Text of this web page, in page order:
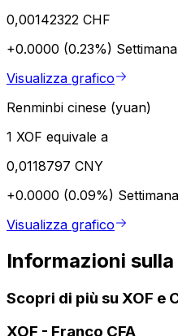
0,00142322 CHF
+0.0000 (0.23%)
Visualizza grafico
Renminbi cinese (yuan)
1 XOF equivale a
0,0118797 CNY
+0.0000 (0.09%)
Visualizza grafico
Informazioni
Scopri di più su XOF e
XOF - Franco CFA